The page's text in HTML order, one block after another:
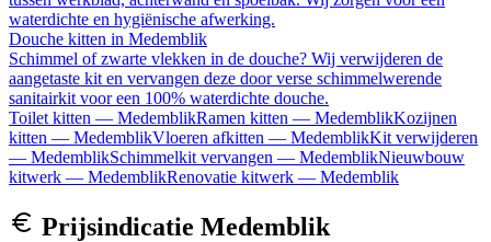
waterdichte en hygiënische afwerking.
Douche kitten in Medemblik
Schimmel of zwarte vlekken in de douche? Wij verwijderen de
aangetaste kit en vervangen deze door verse schimmelwerende
sanitairkit voor een 100% waterdichte douche.
Toilet kitten — MedemblikRamen kitten — MedemblikKozijnen
kitten — MedemblikVloeren afkitten — MedemblikKit verwijderen
— MedemblikSchimmelkit vervangen — MedemblikNieuwbouw
kitwerk — MedemblikRenovatie kitwerk — Medemblik
Prijsindicatie Medemblik